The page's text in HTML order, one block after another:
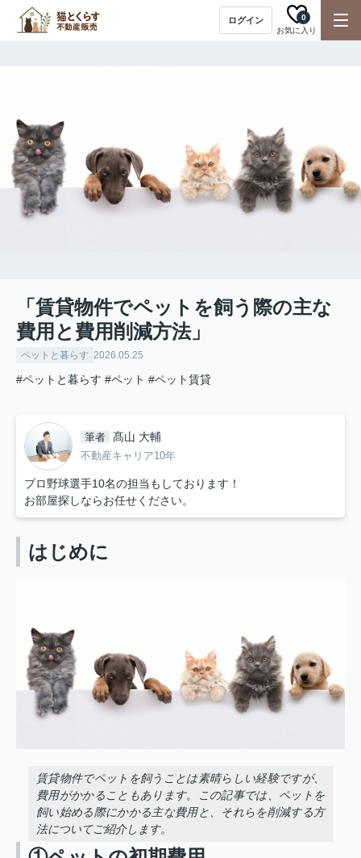
ログイン
お気に入り
0
「賃貸物件でペットを飼う際の主な
費用と費用削減方法」
ペットと暮らす 2026.05.25
#ペットと暮らす #ペット #ペット賃貸
筆者 髙山 大輔
不動産キャリア10年
プロ野球選手10名の担当もしております！
お部屋探しならお任せください。
はじめに
賃貸物件でペットを飼うことは素晴らしい経験ですが、
費用がかかることもあります。この記事では、ペットを
飼い始める際にかかる主な費用と、それらを削減する方
法についてご紹介します。